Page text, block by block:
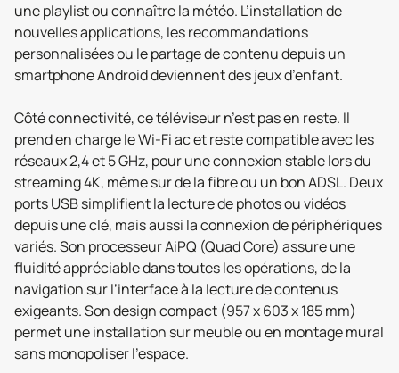
une playlist ou connaître la météo. L’installation de
nouvelles applications, les recommandations
personnalisées ou le partage de contenu depuis un
smartphone Android deviennent des jeux d’enfant.
Côté connectivité, ce téléviseur n’est pas en reste. Il
prend en charge le Wi-Fi ac et reste compatible avec les
réseaux 2,4 et 5 GHz, pour une connexion stable lors du
streaming 4K, même sur de la fibre ou un bon ADSL. Deux
ports USB simplifient la lecture de photos ou vidéos
depuis une clé, mais aussi la connexion de périphériques
variés. Son processeur AiPQ (Quad Core) assure une
fluidité appréciable dans toutes les opérations, de la
navigation sur l’interface à la lecture de contenus
exigeants. Son design compact (957 x 603 x 185 mm)
permet une installation sur meuble ou en montage mural
sans monopoliser l’espace.